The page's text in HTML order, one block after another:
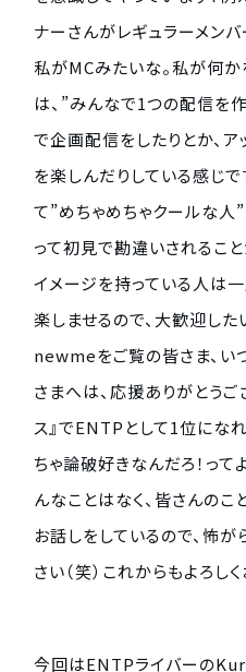
ナーさんがレギュラーメンバ
私がMCみたいな。私が何か
は、”みんなで1つの配信を
で企画配信をしたりとか、
を楽しんだりしている感じで
て”めちゃめちゃクールな人
って初見で勘違いされるこ
イメージを持っている人は
楽しませるので、大歓迎した
newmeをご覧の皆さま、い
さまへは、応援ありがとうご
ス』でENTPとして1位にな
ちゃ論破好きなんだろ！って
んなことはなく、皆さんの
お話しをしているので、怖
さい（笑）これからもよろし
今回はENTPライバーの